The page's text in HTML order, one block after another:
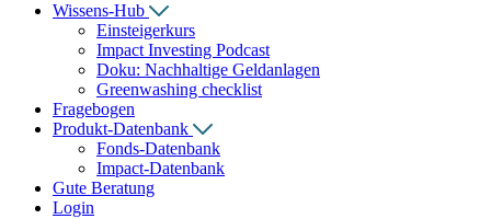
Wissens-Hub
Einsteigerkurs
Impact Investing Podcast
Doku: Nachhaltige Geldanlagen
Greenwashing checklist
Fragebogen
Produkt-Datenbank
Fonds-Datenbank
Impact-Datenbank
Gute Beratung
Login